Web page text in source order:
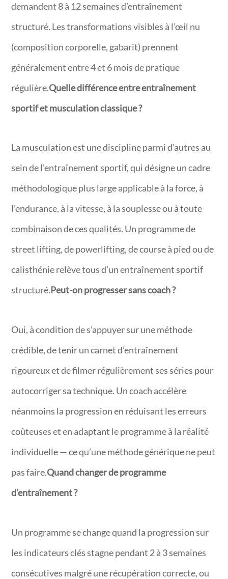
demandent 8 à 12 semaines d’entraînement
structuré. Les transformations visibles à l’œil nu
(composition corporelle, gabarit) prennent
généralement entre 4 et 6 mois de pratique
régulière.Quelle différence entre entraînement
sportif et musculation classique ?
La musculation est une discipline parmi d’autres au
sein de l’entraînement sportif, qui désigne un cadre
méthodologique plus large applicable à la force, à
l’endurance, à la vitesse, à la souplesse ou à toute
combinaison de ces qualités. Un programme de
street lifting, de powerlifting, de course à pied ou de
calisthénie relève tous d’un entraînement sportif
structuré.Peut-on progresser sans coach ?
Oui, à condition de s’appuyer sur une méthode
crédible, de tenir un carnet d’entraînement
rigoureux et de filmer régulièrement ses séries pour
autocorriger sa technique. Un coach accélère
néanmoins la progression en réduisant les erreurs
coûteuses et en adaptant le programme à la réalité
individuelle — ce qu’une méthode générique ne peut
pas faire.Quand changer de programme
d’entraînement ?
Un programme se change quand la progression sur
les indicateurs clés stagne pendant 2 à 3 semaines
consécutives malgré une récupération correcte, ou